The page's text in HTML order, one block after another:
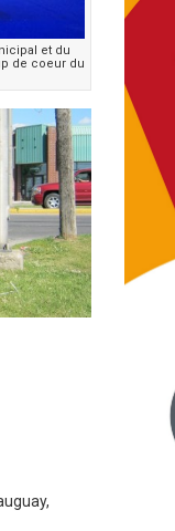
et du
de coeur du
,